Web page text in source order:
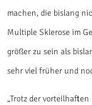
machen, die bislang
Multiple Sklerose im
größer zu sein als
sehr viel früher und
„Trotz der